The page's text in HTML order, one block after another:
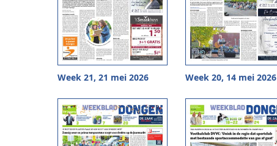
Week 21, 21 mei 2026 Week 20, 14 mei 2026